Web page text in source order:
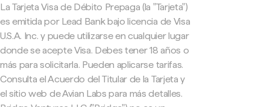
La Tarjeta Visa de Débito Prepaga (la "Tarjeta")
es emitida por Lead Bank bajo licencia de Visa
U.S.A. Inc. y puede utilizarse en cualquier lugar
donde se acepte Visa. Debes tener 18 años o
más para solicitarla. Pueden aplicarse tarifas.
Consulta el Acuerdo del Titular de la Tarjeta y
el sitio web de Avian Labs para más detalles.